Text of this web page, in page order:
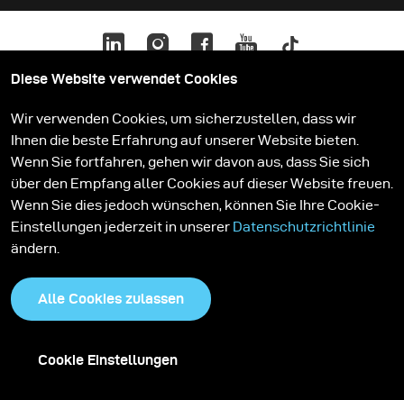
Datenschutzrichtlinie Cookies
Diese Website verwendet Cookies
Wir verwenden Cookies, um sicherzustellen, dass wir
Ihnen die beste Erfahrung auf unserer Website bieten.
Wenn Sie fortfahren, gehen wir davon aus, dass Sie sich
über den Empfang aller Cookies auf dieser Website freuen.
Wenn Sie dies jedoch wünschen, können Sie Ihre Cookie-
Einstellungen jederzeit in unserer Datenschutzrichtlinie
ändern.
Alle Cookies zulassen
Cookie Einstellungen